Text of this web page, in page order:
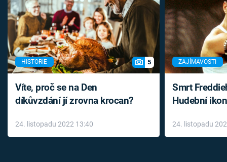
HISTORIE 5
Víte, proč se na Den
díkůvzdání jí zrovna krocan?
24. listopadu 2022 13:40
ZAJÍMAVOSTI
Smrt
Hudební
léky
24. listopadu